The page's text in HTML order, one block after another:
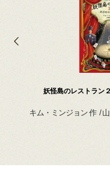
妖怪島のレストラン
キム・ミンジョン 作 /